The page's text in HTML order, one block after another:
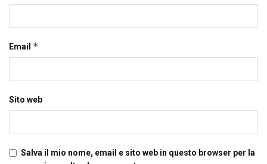
Email *
Sito web
Salva il mio nome, email e sito web in questo browser per la